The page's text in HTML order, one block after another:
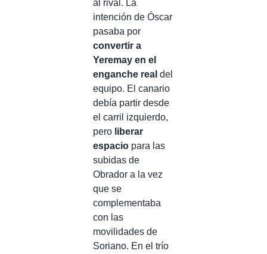
al rival. La
intención de Óscar
pasaba por
convertir a
Yeremay en el
enganche real del
equipo. El canario
debía partir desde
el carril izquierdo,
pero liberar
espacio para las
subidas de
Obrador a la vez
que se
complementaba
con las
movilidades de
Soriano. En el trío